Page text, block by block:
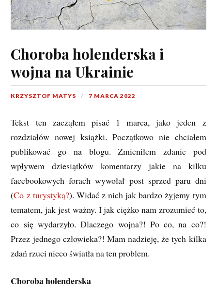
Choroba holenderska i
wojna na Ukrainie
KRZYSZTOF MATYS 7 MARCA 2022
Tekst ten zacząłem pisać 1 marca, jako jeden z
rozdziałów nowej książki. Początkowo nie chciałem
publikować go na blogu. Zmieniłem zdanie pod
wpływem dziesiątków komentarzy jakie na kilku
facebookowych forach wywołał post sprzed paru dni
(Co z turystyką?). Widać z nich jak bardzo żyjemy tym
tematem, jak jest ważny. I jak ciężko nam zrozumieć to,
co się wydarzyło. Dlaczego wojna?! Po co, na co?!
Przez jednego człowieka?! Mam nadzieję, że tych kilka
zdań rzuci nieco światła na ten problem.
Choroba holenderska